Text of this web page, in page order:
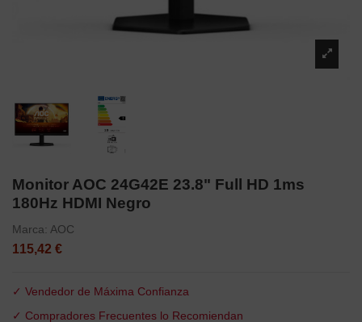
Monitor AOC 24G42E 23.8" Full HD 1ms
180Hz HDMI Negro
Marca: AOC
115,42 €
✓ Vendedor de Máxima Confianza
✓ Compradores Frecuentes lo Recomiendan